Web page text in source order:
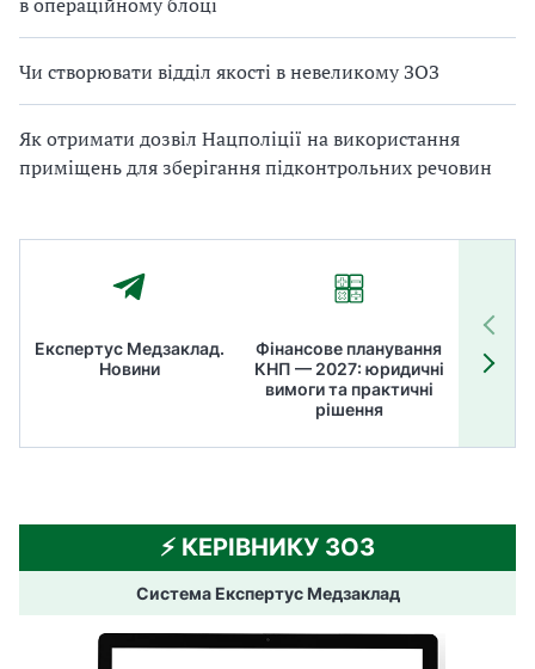
Чи створювати відділ якості в невеликому ЗОЗ
Як отримати дозвіл Нацполіції на використання
приміщень для зберігання підконтрольних речовин
Експертус Медзаклад.
Новини
Фінансове планування
КНП — 2027: юридичні
вимоги та практичні
рішення
⚡️ КЕРІВНИКУ ЗОЗ
Система Експертус Медзаклад